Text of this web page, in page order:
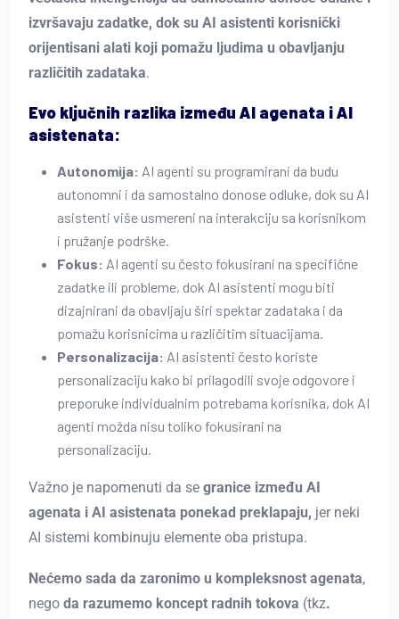
izvršavaju zadatke, dok su AI asistenti korisnički
orijentisani alati koji pomažu ljudima u obavljanju
različitih zadataka.
Evo ključnih razlika između AI agenata i AI
asistenata:
Autonomija: AI agenti su programirani da budu
autonomni i da samostalno donose odluke, dok su AI
asistenti više usmereni na interakciju sa korisnikom
i pružanje podrške.
Fokus: AI agenti su često fokusirani na specifične
zadatke ili probleme, dok AI asistenti mogu biti
dizajnirani da obavljaju širi spektar zadataka i da
pomažu korisnicima u različitim situacijama.
Personalizacija: AI asistenti često koriste
personalizaciju kako bi prilagodili svoje odgovore i
preporuke individualnim potrebama korisnika, dok AI
agenti možda nisu toliko fokusirani na
personalizaciju.
Važno je napomenuti da se granice između AI
agenata i AI asistenata ponekad preklapaju, jer neki
AI sistemi kombinuju elemente oba pristupa.
Nećemo sada da zaronimo u kompleksnost agenata,
nego da razumemo koncept radnih tokova (tkz.